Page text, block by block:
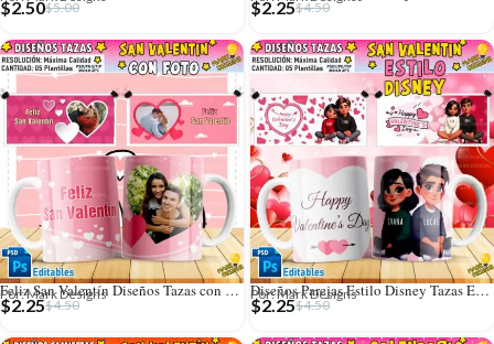
$5.00
$2.50 $4.50
$2.25
Feliz San Valentín Diseños Tazas con Foto
Por: Mark Designs
$4.50
$2.25
Diseños Parejas Estilo Disney Tazas Editables
Por: Mark Designs
$4.50
$2.25